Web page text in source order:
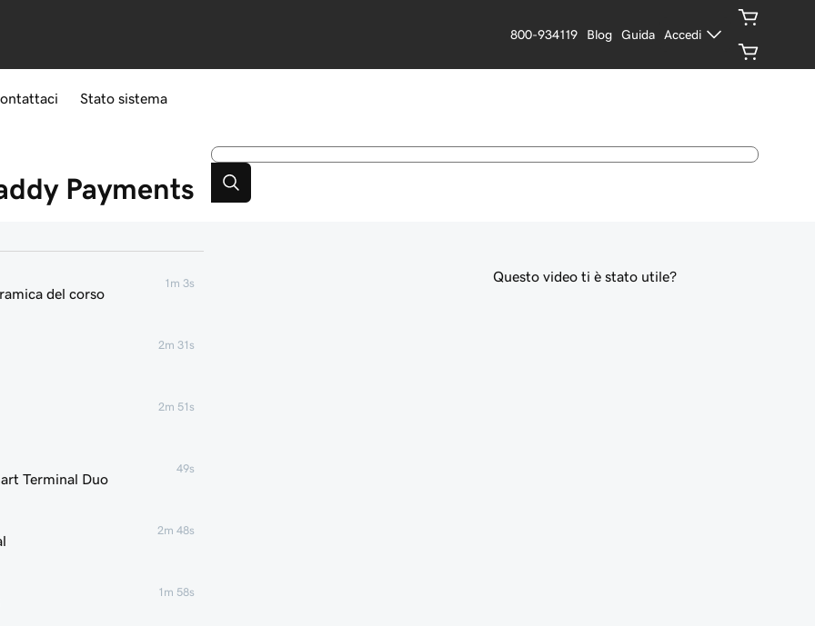
800-934119 Blog Guida Accedi
Stato sistema
Payments
del corso
1m 3s
2m 31s
2m 51s
Terminal Duo
49s
2m 48s
1m 58s
Questo video ti è stato utile?